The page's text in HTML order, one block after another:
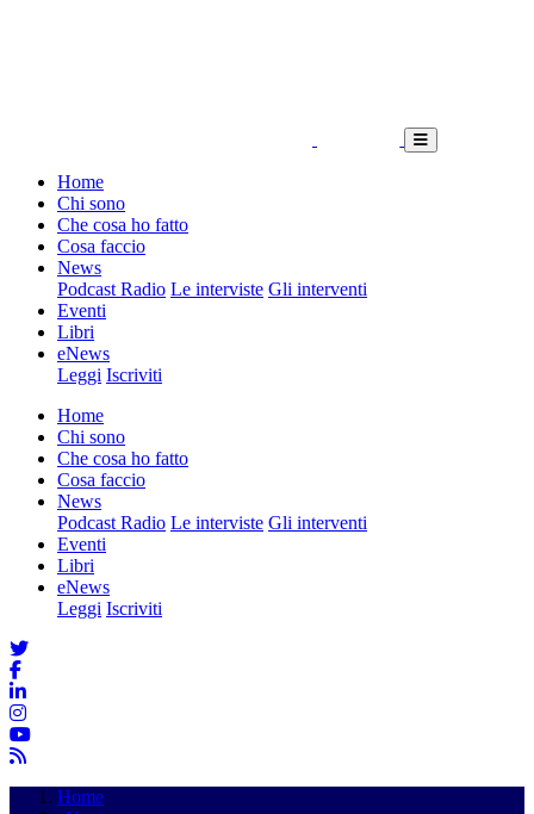
Home
Chi sono
Che cosa ho fatto
Cosa faccio
News
Podcast Radio Le interviste Gli interventi
Eventi
Libri
eNews
Leggi Iscriviti
Home
Chi sono
Che cosa ho fatto
Cosa faccio
News
Podcast Radio Le interviste Gli interventi
Eventi
Libri
eNews
Leggi Iscriviti
Home